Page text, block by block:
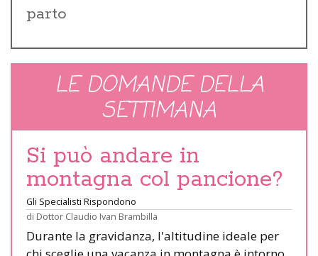
parto
LE DOMANDE DELLA
SETTIMANA
Si può andare in
montagna col pancione?
Gli Specialisti Rispondono
di Dottor Claudio Ivan Brambilla
Durante la gravidanza, l'altitudine ideale per